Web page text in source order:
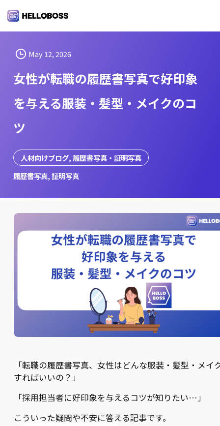
i
May 12, 2026
女性が転職の履歴書写真で好印象
を与える服装・髪型・メイクのコ
ツ
人材向けブログ, 履歴書写真・証明写真
履歴書写真, 証明写真
「転職の履歴書写真、女性はどんな服装・髪型・メイ
すればいいの？」
「採用担当者に好印象を与えるコツが知りたい…」
こういった疑問や不安に答える記事です。